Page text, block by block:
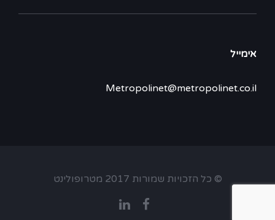
אימייל
Metropolinet@metropolinet.co.il
© כל הזכויות שמורות 2017 מטרופולינט